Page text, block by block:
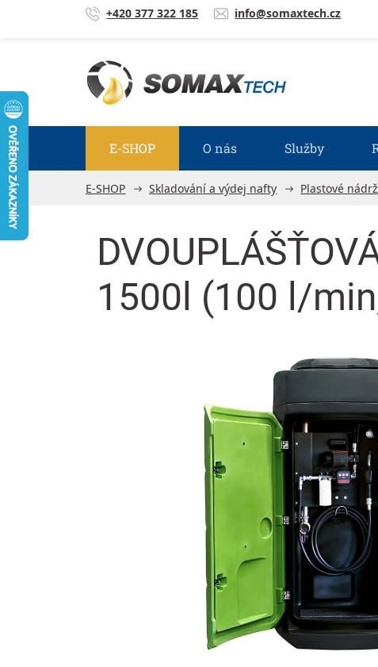
Přejít na obsah +420 377 322 185 info@somaxtech.cz
E-SHOP O nás Služby
E-SHOP Skladování a výdej nafty Plastové
1500l (100 l/